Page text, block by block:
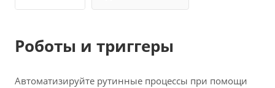
Роботы и триггеры
Автоматизируйте рутинные процессы при помощи